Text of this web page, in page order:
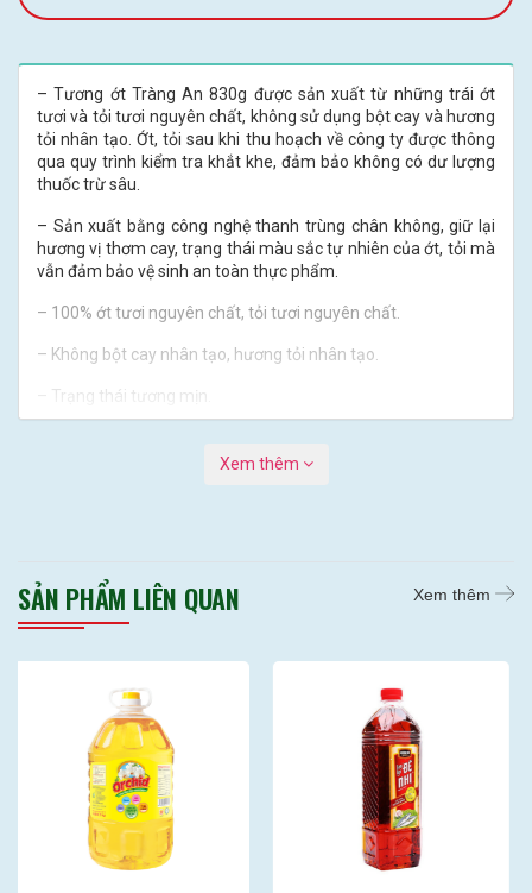
– Tương ớt Tràng An 830g được sản xuất từ những trái ớt
tươi và tỏi tươi nguyên chất, không sử dụng bột cay và hương
tỏi nhân tạo. Ớt, tỏi sau khi thu hoạch về công ty được thông
qua quy trình kiểm tra khắt khe, đảm bảo không có dư lượng
thuốc trừ sâu.
– Sản xuất bằng công nghệ thanh trùng chân không, giữ lại
hương vị thơm cay, trạng thái màu sắc tự nhiên của ớt, tỏi mà
vẫn đảm bảo vệ sinh an toàn thực phẩm.
– 100% ớt tươi nguyên chất, tỏi tươi nguyên chất.
– Không bột cay nhân tạo, hương tỏi nhân tạo.
– Trạng thái tương mịn.
Xem thêm
SẢN PHẨM LIÊN QUAN Xem thêm